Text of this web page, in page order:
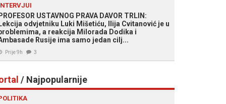
USTAVNOG PRAVA DAVOR TRLIN:
odvjetniku Luki Mišetiću, Ilija Cvitanović je u
a reakcija Milorada Dodika i
Rusije ima samo jedan cilj...
Prije 9h 3
/ Najpopularnije